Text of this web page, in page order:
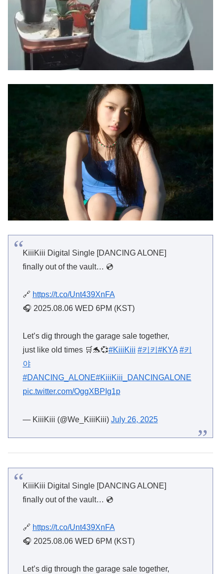
KiiiKiii Digital Single [DANCING ALONE]
finally out of the vault… 💿
🔗 https://t.co/Unt439XnFA
🎧 2025.08.06 WED 6PM (KST)
Let’s dig through the garage sale together,
just like old times 🛒🐬💞#KiiiKiii #키키 #KYA #키
야
#DANCING_ALONE#KiiiKiii_DANCINGALONE
pic.twitter.com/OggXBPIg1p
— KiiiKiii (@We_KiiiKiii) July 26, 2025
KiiiKiii Digital Single [DANCING ALONE]
finally out of the vault… 💿
🔗 https://t.co/Unt439XnFA
🎧 2025.08.06 WED 6PM (KST)
Let’s dig through the garage sale together,